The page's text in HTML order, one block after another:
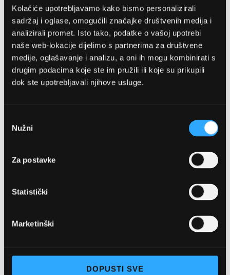
Kolačiće upotrebljavamo kako bismo personalizirali
sadržaj i oglase, omogućili značajke društvenih medija i
analizirali promet. Isto tako, podatke o vašoj upotrebi
naše web-lokacije dijelimo s partnerima za društvene
medije, oglašavanje i analizu, a oni ih mogu kombinirati s
drugim podacima koje ste im pružili ili koje su prikupili
dok ste upotrebljavali njihove usluge.
pristanka
Nužni
Za postavke
Statistički
Marketinški
DOPUSTI SVE
Detalji
Podijeli s prijateljima
webshop@optikanjego.hr